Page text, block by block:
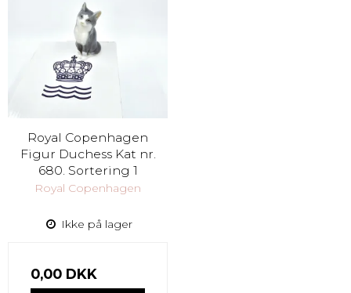
Royal Copenhagen
Figur Duchess Kat nr.
680. Sortering 1
Royal Copenhagen
Ikke på lager
0,00 DKK